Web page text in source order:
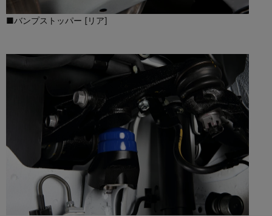
■バンプストッパー [リア]